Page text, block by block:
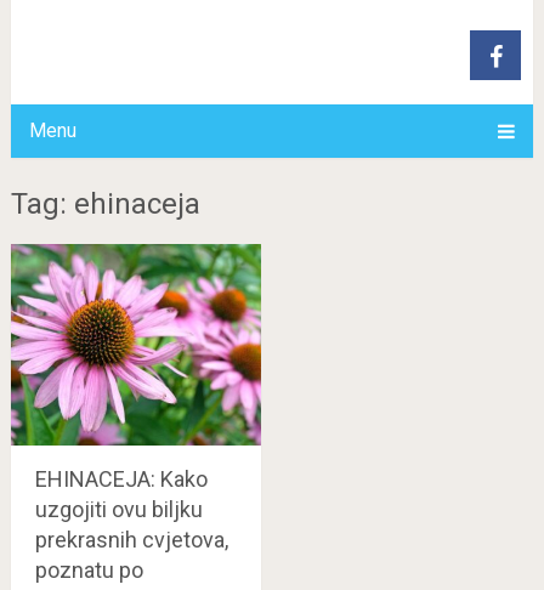
Menu
Tag: ehinaceja
EHINACEJA: Kako
uzgojiti ovu biljku
prekrasnih cvjetova,
poznatu po